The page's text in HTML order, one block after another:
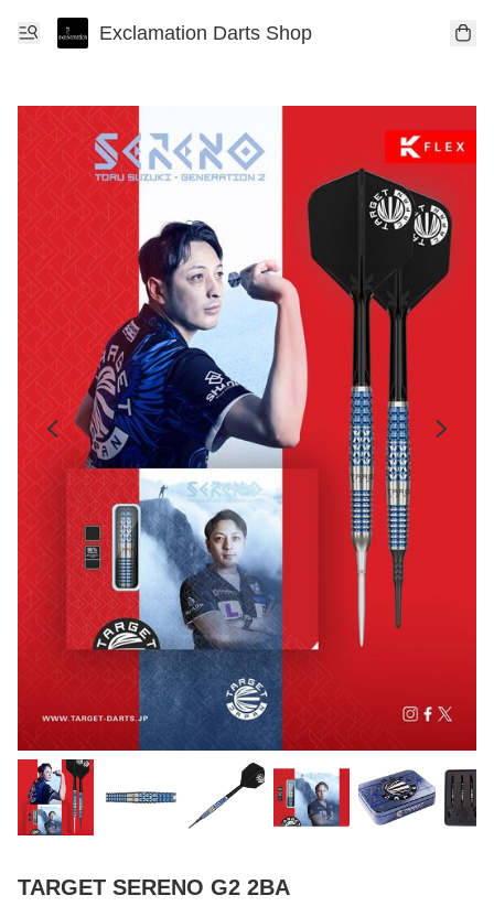
Exclamation Darts Shop
TARGET SERENO G2 2BA